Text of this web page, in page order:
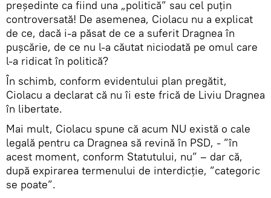
președinte ca fiind una „politică” sau cel puțin
controversată! De asemenea, Ciolacu nu a explicat
de ce, dacă i-a păsat de ce a suferit Dragnea în
pușcărie, de ce nu l-a căutat niciodată pe omul care
l-a ridicat în politică?
În schimb, conform evidentului plan pregătit,
Ciolacu a declarat că nu îi este frică de Liviu Dragnea
în libertate.
Mai mult, Ciolacu spune că acum NU există o cale
legală pentru ca Dragnea să revină în PSD, - ”în
acest moment, conform Statutului, nu” – dar că,
după expirarea termenului de interdicţie, ”categoric
se poate”.